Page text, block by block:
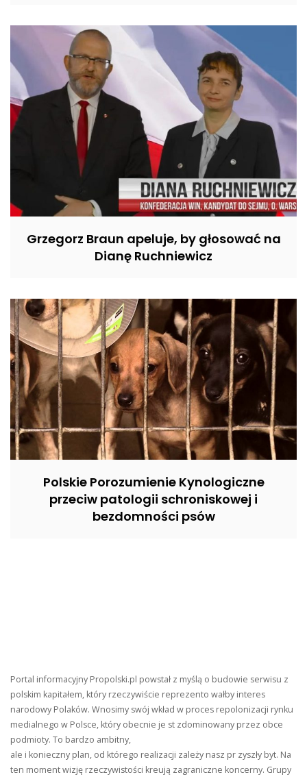
Grzegorz Braun apeluje, by głosować na
Dianę Ruchniewicz
Polskie Porozumienie Kynologiczne
przeciw patologii schroniskowej i
bezdomności psów
Portal informacyjny Propolski.pl powstał z myślą o budowie serwisu z
polskim kapitałem, który rzeczywiście reprezento wałby interes
narodowy Polaków. Wnosimy swój wkład w proces repolonizacji rynku
medialnego w Polsce, który obecnie je st zdominowany przez obce
podmioty. To bardzo ambitny,
ale i konieczny plan, od którego realizacji zależy nasz pr zyszły byt. Na
ten moment wizję rzeczywistości kreują zagraniczne koncerny. Grupy